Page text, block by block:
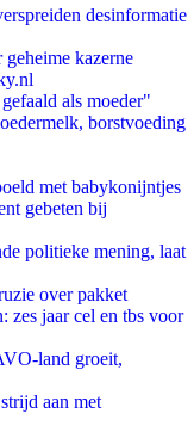
desinformatie
kazerne
als moeder"
borstvoeding
met babykonijntjes
gebeten bij
politieke mening, laat
over pakket
zes jaar cel en tbs voor
land groeit,
aan met